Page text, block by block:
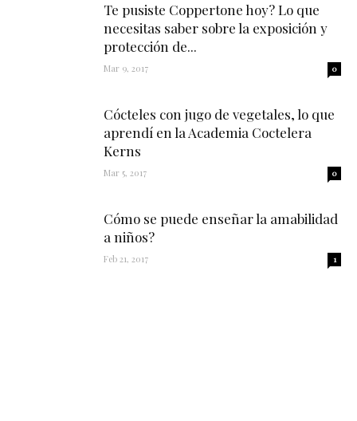
Te pusiste Coppertone hoy? Lo que
necesitas saber sobre la exposición y
protección de...
Mar 9, 2017 0
Cócteles con jugo de vegetales, lo que
aprendí en la Academia Coctelera
Kerns
Mar 5, 2017 0
Cómo se puede enseñar la amabilidad
a niños?
Feb 21, 2017 1